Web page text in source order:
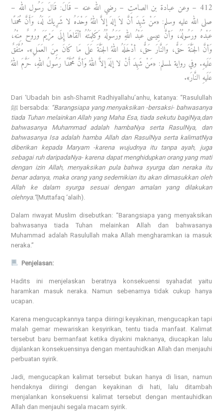
412 – وعن عبادة بن الصامتِ – رضي الله عنه – قَالَ: قَالَ رَسُول الله –
صلى الله عليه وسلم: «مَنْ شَهِدَ أنَّ لاَ إلهَ إلاَّ اللهُ وَحْدَهُ لا شَرِيكَ لَهُ، وَأَنَّ مُحَمدًا
عَبْدهُ ورَسُولُهُ، وَأنَّ عِيسى عَبْدُ اللهِ وَرَسُولُهُ وَكَلِمَتُهُ ألْقَاهَا إِلَى مَرْيَمَ ورُوحٌ مِنْهُ،
وَأنَّ الجَنَّةَ حَقٌّ، وَالنَّارَ حَقٌّ، أدْخَلَهُ اللهُ الجَنَّةَ عَلَى مَا كَانَ مِنَ العَمَلِ». مُتَّفَقٌ
عَلَيهِ. وفي رواية لمسلم: «مَنْ شَهِدَ أَنْ لا إلَهَ إلاَّ اللهُ وَأنَّ مُحَمَّدًا رَسُولُ اللهِ، حَرَّمَ اللهُ
عَلَيهِ النَّارَ».
Dari ‘Ubadah bin ash-Shamit Radhiyallahu’anhu, katanya: “Rasulullah
ﷺ bersabda: “Barangsiapa yang menyaksikan -bersaksi- bahwasanya
tiada Tuhan melainkan Allah yang Maha Esa, tiada sekutu bagiNya,dan
bahwasanya Muhammad adalah hambaNya serta RasulNya, dan
bahwasanya Isa adalah hamba Allah dan RasulNya serta kalimatNya
diberikan kepada Maryam -karena wujudnya itu tanpa ayah, juga
sebagai ruh daripadaNya- karena dapat menghidupkan orang yang mati
dengan izin Allah, menyaksikan pula bahwa syurga dan neraka itu
benar adanya, maka orang yang sedemikian itu akan dimasukkan oleh
Allah ke dalam syurga sesuai dengan amalan yang dilakukan
olehnya.”(Muttafaq ‘alaih).
Dalam riwayat Muslim disebutkan: “Barangsiapa yang menyaksikan
bahwasanya tiada Tuhan melainkan Allah dan bahwasanya
Muhammad adalah Rasulullah maka Allah mengharamkan ia masuk
neraka.”
Penjelasan:
Hadits ini menjelaskan beratnya konsekuensi syahadat yaitu
haramkan masuk neraka. Namun sebenarnya tidak cukup hanya
ucapan.
Karena mengucapkannya tanpa diiringi keyakinan, mengucapkan tapi
malah gemar mewariskan kesyirikan, tentu tiada manfaat. Kalimat
tersebut baru bermanfaat ketika diyakini maknanya, diucapkan lalu
dijalankan konsekuensinya dengan mentauhidkan Allah dan menjauhi
perbuatan syirik.
Jadi, mengucapkan kalimat tersebut bukan hanya di lisan, namun
hendaknya diiringi dengan keyakinan di hati, lalu ditambah
menjalankan konsekuensi kalimat tersebut dengan mentauhidkan
Allah dan menjauhi segala macam syirik.